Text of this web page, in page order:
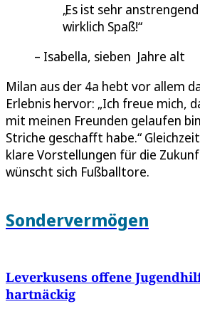
Es ist sehr
wirklich Spaß!
Isabella, sieben Jahre alt
Milan aus der 4a hebt vor allem
Erlebnis hervor: „Ich freue mich,
mit meinen Freunden gelaufen
Striche geschafft habe.“
klare Vorstellungen für die
wünscht sich Fußballtore.
Sondervermögen
Leverkusens offene
hartnäckig